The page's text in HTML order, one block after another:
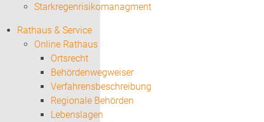
Starkregenrisikomanagment
Rathaus & Service
Online Rathaus
Ortsrecht
Behördenwegweiser
Verfahrensbeschreibung
Regionale Behörden
Lebenslagen